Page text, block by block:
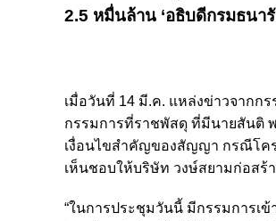
2.5 หมื่นล้าน ‘อธิบดีกรมธนา
เมื่อวันที่ 14 มี.ค. แหล่งข่าวจากก
กรรมการที่ราชพัสดุ ที่มีนายสันติ
เงื่อนไขสำคัญของสัญญา กรณีโค
เห็นชอบให้บริษัท วงษ์สยามก่อสร้
“ในการประชุมวันนี้ มีกรรมการเ